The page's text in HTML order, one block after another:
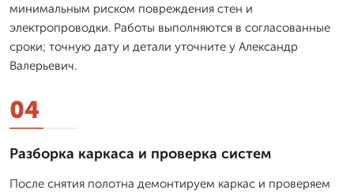
минимальным риском повреждения стен и
электропроводки. Работы выполняются в согласованные
сроки; точную дату и детали уточните у Александр
Валерьевич.
04
Разборка каркаса и проверка систем
После снятия полотна демонтируем каркас и проверяем